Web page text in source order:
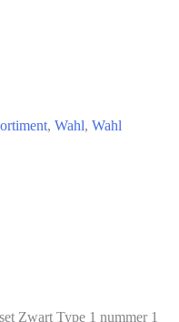
, Wahl, Wahl
Zwart Type 1 nummer 1